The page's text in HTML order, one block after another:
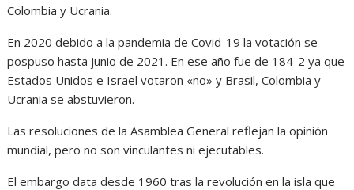
Colombia y Ucrania.
En 2020 debido a la pandemia de Covid-19 la votación se
pospuso hasta junio de 2021. En ese año fue de 184-2 ya que
Estados Unidos e Israel votaron «no» y Brasil, Colombia y
Ucrania se abstuvieron.
Las resoluciones de la Asamblea General reflejan la opinión
mundial, pero no son vinculantes ni ejecutables.
El embargo data desde 1960 tras la revolución en la isla que